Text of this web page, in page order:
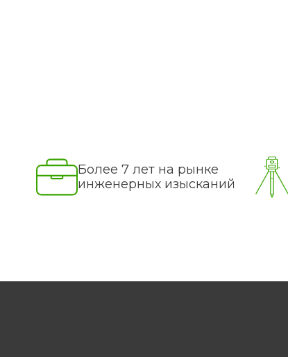
Более 7 лет на рынке
инженерных изысканий